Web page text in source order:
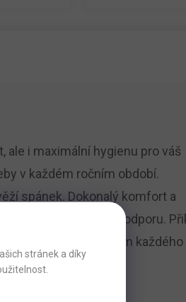
stránek a díky
i maximální hygienu pro váš
v každém ročním období.
spánek. Dokonalý komfort a
optimální podporu.
a bezpečí během každého